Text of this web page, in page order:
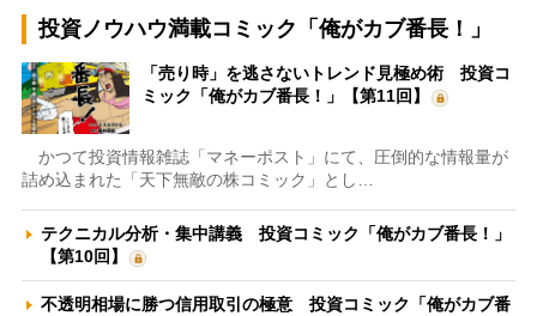
投資ノウハウ満載コミック「俺がカブ番長！」
「売り時」を逃さないトレンド見極め術 投資コ
ミック「俺がカブ番長！」【第11回】
かつて投資情報雑誌「マネーポスト」にて、圧倒的な情報量が
詰め込まれた「天下無敵の株コミック」とし…
テクニカル分析・集中講義 投資コミック「俺がカブ番長！」
【第10回】
不透明相場に勝つ信用取引の極意 投資コミック「俺がカブ番